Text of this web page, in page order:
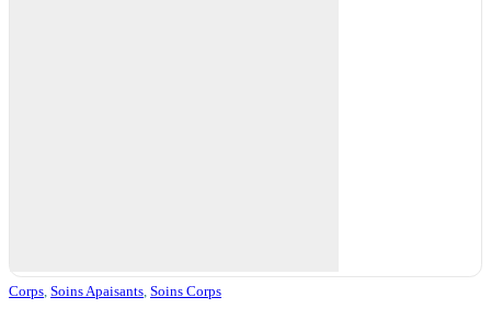
Corps, Soins Apaisants, Soins Corps